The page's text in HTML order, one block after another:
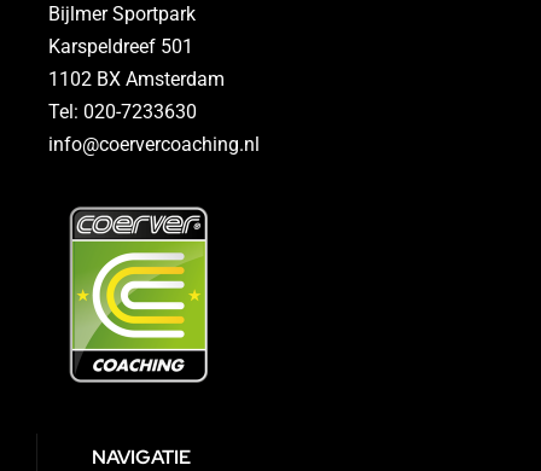
Bijlmer Sportpark
Karspeldreef 501
1102 BX Amsterdam
Tel: 020-7233630
info@coervercoaching.nl
NAVIGATIE